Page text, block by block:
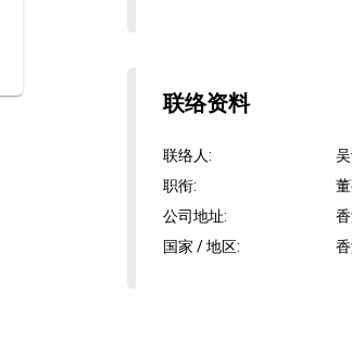
联络资料
联络人:
职衔:
公司地址:
国家 / 地区: